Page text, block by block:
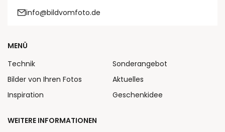
info@bildvomfoto.de
MENÜ
Technik
Bilder von Ihren Fotos
Inspiration
Sonderangebot
Aktuelles
Geschenkidee
WEITERE INFORMATIONEN